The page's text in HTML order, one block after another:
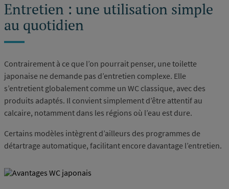
Entretien : une utilisation simple
au quotidien
Contrairement à ce que l’on pourrait penser, une toilette
japonaise ne demande pas d’entretien complexe. Elle
s’entretient globalement comme un WC classique, avec des
produits adaptés. Il convient simplement d’être attentif au
calcaire, notamment dans les régions où l’eau est dure.
Certains modèles intègrent d’ailleurs des programmes de
détartrage automatique, facilitant encore davantage l’entretien.